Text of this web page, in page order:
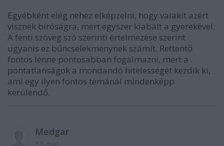
Egyébként elég nehéz elképzelni, hogy valakit azért
visznek bíróságra, mert egyszer kiabált a gyerekével.
A fenti szöveg szó szerinti értelmezése szerint
ugyanis ez bűncselekménynek számít. Rettentő
fontos lenne pontosabban fogalmazni, mert a
pontatlanságok a mondandó hitelességét kezdik ki,
ami egy ilyen fontos témánál mindenképp
kerülendő.
Medgar